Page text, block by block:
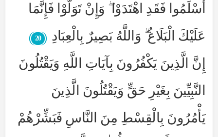
أَسْلَمُوا فَقَدِ اهْتَدَوْا ۖ وَإِنْ تَوَلَّوْا فَإِنَّمَا
عَلَيْكَ الْبَلَاغُ ۗ وَاللَّهُ بَصِيرٌ بِالْعِبَادِ
20
إِنَّ الَّذِينَ يَكْفُرُونَ بِآيَاتِ اللَّهِ وَيَقْتُلُونَ
النَّبِيِّينَ بِغَيْرِ حَقٍّ وَيَقْتُلُونَ الَّذِينَ
يَأْمُرُونَ بِالْقِسْطِ مِنَ النَّاسِ فَبَشِّرْهُمْ